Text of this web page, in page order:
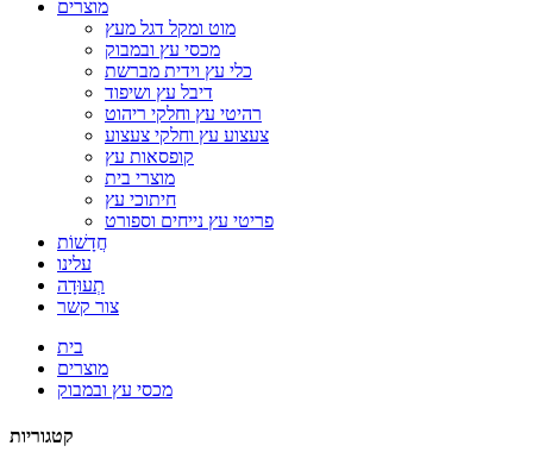
מוצרים
מוט ומקל דגל מעץ
מכסי עץ ובמבוק
כלי עץ וידית מברשת
דיבל עץ ושיפוד
רהיטי עץ וחלקי ריהוט
צעצוע עץ וחלקי צעצוע
קופסאות עץ
מוצרי בית
חיתוכי עץ
פריטי עץ נייחים וספורט
חֲדָשׁוֹת
עלינו
תְעוּדָה
צור קשר
בית
מוצרים
מכסי עץ ובמבוק
קטגוריות